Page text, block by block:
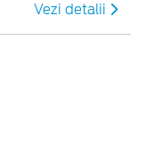
Vezi detalii